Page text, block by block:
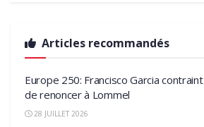
Articles recommandés
Europe 250: Francisco Garcia contraint
de renoncer à Lommel
28 JUILLET 2026